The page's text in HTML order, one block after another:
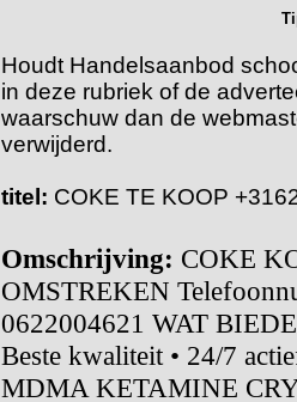
Houdt Handelsaanbod
in deze rubriek of de
waarschuw dan de
verwijderd.
titel: COKE TE KOOP
Omschrijving: COKE
OMSTREKEN
0622004621 WAT
Beste kwaliteit • 24/7
MDMA KETAMINE